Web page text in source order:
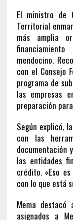
El ministro de
Territorial
más amplia
mendocino.
con el Consejo
programa de
las empresas
preparación
Según explicó,
con las
documentación
las entidades
crédito. «Eso
con lo que está
Mema destacó
asignados a